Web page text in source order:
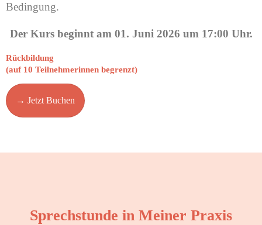
Bedingung.
Der Kurs beginnt am 01. Juni 2026 um 17:00 Uhr.
Rückbildung
(auf 10 Teilnehmerinnen begrenzt)
→ Jetzt Buchen
Sprechstunde in Meiner Praxis